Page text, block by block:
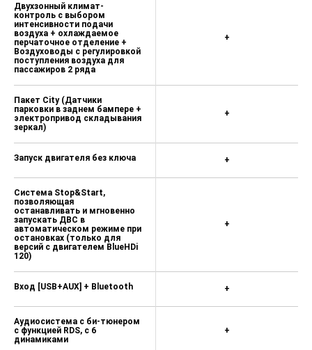
Двухзонный климат-
контроль с выбором
интенсивности подачи
воздуха + охлаждаемое
перчаточное отделение +
Воздуховоды с регулировкой
поступления воздуха для
пассажиров 2 ряда
Пакет City (Датчики
парковки в заднем бампере +
электропривод складывания
зеркал)
Запуск двигателя без ключа
Система Stop&Start,
позволяющая
останавливать и мгновенно
запускать ДВС в
автоматическом режиме при
остановках (только для
версий с двигателем BlueHDi
120)
Вход [USB+AUX] + Bluetooth
Аудиосистема с би-тюнером
c функцией RDS, с 6
динамиками
+
+
+
+
+
+